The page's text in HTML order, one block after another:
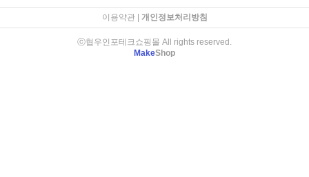
이용약관| 개인정보처리방침
ⓒ협우인포테크쇼핑몰 All rights reserved.
MakeShop